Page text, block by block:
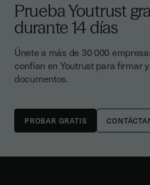
Prueba Youtrust
durante 14 días
Únete a más de 30 000
confían en Youtrust para firmar
documentos.